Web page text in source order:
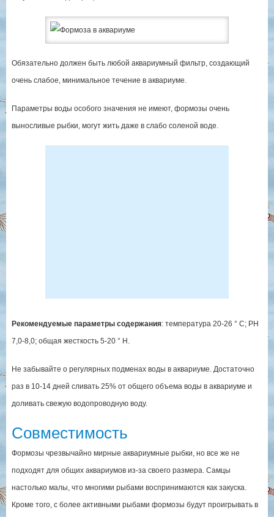
Обязательно должен быть любой аквариумный фильтр, создающий
очень слабое, минимальное течение в аквариуме.
Параметры воды особого значения не имеют, формозы очень
выносливые рыбки, могут жить даже в слабо соленой воде.
Рекомендуемые параметры содержания: температура 20-26 ° C; РН
7,0-8,0; общая жесткость 5-20 ° H.
Не забывайте о регулярных подменах воды в аквариуме. Достаточно
раз в 10-14 дней сливать 25% от общего объема воды в аквариуме и
доливать свежую водопроводную воду.
Совместимость
Формозы чрезвычайно мирные аквариумные рыбки, но все же не
подходят для общих аквариумов из-за своего размера. Самцы
настолько малы, что многими рыбами воспринимаются как закуска.
Кроме того, с более активными рыбами формозы будут проигрывать в